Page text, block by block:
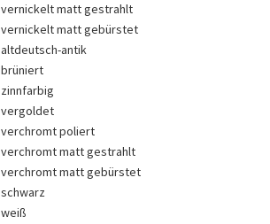
vernickelt matt gestrahlt
vernickelt matt gebürstet
altdeutsch-antik
brüniert
zinnfarbig
vergoldet
verchromt poliert
verchromt matt gestrahlt
verchromt matt gebürstet
schwarz
weiß